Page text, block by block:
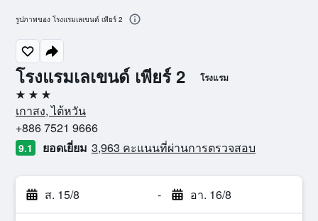
โรงแรมเลเขนด์ เพียร์ 2 โรงแรม
3 ดาว
เกาสง, ไต้หวัน
+886 7521 9666
9.1 ยอดเยี่ยม 3,963 คะแนนที่ผ่านการตรวจสอบ
ส. 15/8 - อา. 16/8
รูปภาพของ โรงแรมเลเขนด์ เพียร์ 2